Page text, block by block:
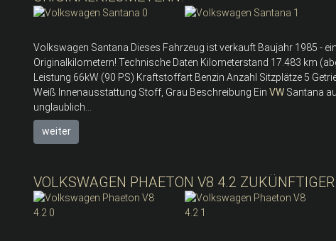
Volkswagen Santana Dieses Fahrzeug ist verkauft Baujahr 1985 -
Originalkilometern! Technische Daten Kilometerstand 17.483 km
Leistung 66kW (90 PS) Kraftstoffart Benzin Anzahl Sitzplätze 5
Weiß Innenausstattung Stoff, Grau Beschreibung Ein VW Santana
unglaublich...
weiter
VOLKSWAGEN PHAETON V8 4.2